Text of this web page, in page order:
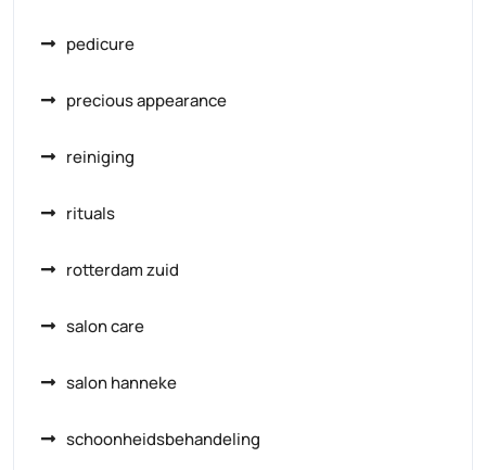
pedicure
precious appearance
reiniging
rituals
rotterdam zuid
salon care
salon hanneke
schoonheidsbehandeling